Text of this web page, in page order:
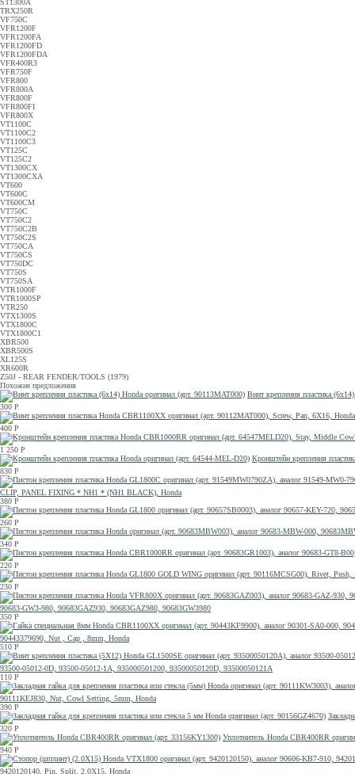
ST1300A
TRX250R
VF750C
VFR1200F
VFR1200FA
VFR1200FD
VFR1200FDA
VFR400R3
VFR750F
VFR800
VFR800A
VFR800F
VFR800FI
VFR800X
VT1100C
VT1100C2
VT1100C3
VT125C
VT125C2
VT1300CX
VT1300CXA
VT600
VT600C
VT600CM
VT750C
VT750C2
VT750C2B
VT750C2S
VT750CA
VT750CS
VT750DC
VT750S
VT750SA
VTR1000F
VTR1000SP
VTR250
VTX1300S
VTX1800C
VTX1800C1
XBR500
XBR500S
XL125S
XR600R
Z50J - REAR FENDER/TOOLS (1979)
Похожие предложения
Винт крепления пластика
300 Р
400 Р
1 250 Р
Кронштейн крепления
830 Р
CLIP, PANEL FIXING * NH1 * (NH1 BLACK), Honda
380 Р
260 Р
340 Р
220 Р
230 Р
90683-GW3-980, 90683GAZ930, 90683GAZ980, 90683GW3980
350 Р
90443379690, Nut , Cap , 8mm, Honda
510 Р
93500-05012-0D, 93500-05012-1A, 935000501200, 93500050120D, 93500050121A
110 Р
90111KEJ830, Nut, Cowl Setting, 5mm, Honda
390 Р
320 Р
Уплотнитель Honda CBR400RR
940 Р
9420120140, Pin, Split, 2.0X15, Honda